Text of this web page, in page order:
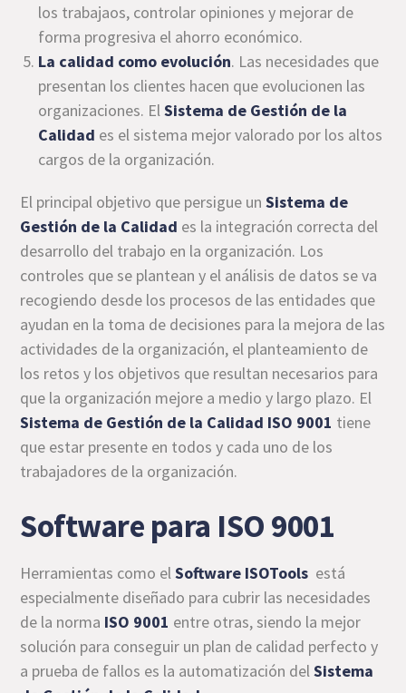
los trabajaos, controlar opiniones y mejorar de
forma progresiva el ahorro económico.
La calidad como evolución. Las necesidades que
presentan los clientes hacen que evolucionen las
organizaciones. ElSistema de Gestión de la
Calidad es el sistema mejor valorado por los altos
cargos de la organización.
El principal objetivo que persigue unSistema de
Gestión de la Calidad es la integración correcta del
desarrollo del trabajo en la organización. Los
controles que se plantean y el análisis de datos se va
recogiendo desde los procesos de las entidades que
ayudan en la toma de decisiones para la mejora de las
actividades de la organización, el planteamiento de
los retos y los objetivos que resultan necesarios para
que la organización mejore a medio y largo plazo. El
Sistema de Gestión de la Calidad ISO 9001 tiene
que estar presente en todos y cada uno de los
trabajadores de la organización.
Software para ISO 9001
Herramientas como elSoftware ISOTools está
especialmente diseñado para cubrir las necesidades
de la norma ISO 9001 entre otras, siendo la mejor
solución para conseguir un plan de calidad perfecto y
a prueba de fallos es la automatización delSistema